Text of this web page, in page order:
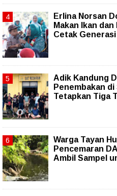
Erlina Norsan
Makan Ikan
Cetak
Adik Kandung
Penembakan
Tetapkan Tiga
Warga Tayan
Pencemaran
Ambil Sampel